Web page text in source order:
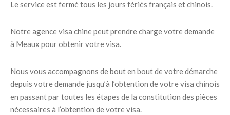
Le service est fermé tous les jours fériés français et chinois.
Notre agence visa chine peut prendre charge votre demande
à Meaux pour obtenir votre visa.
Nous vous accompagnons de bout en bout de votre démarche
depuis votre demande jusqu’à l’obtention de votre visa chinois
en passant par toutes les étapes de la constitution des pièces
nécessaires à l’obtention de votre visa.